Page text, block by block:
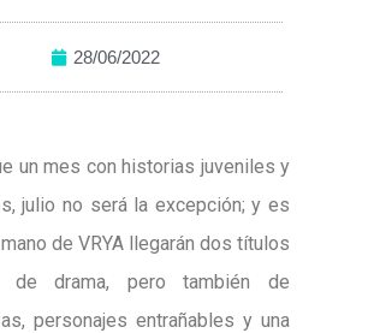
28/06/2022
un mes con historias juveniles y
julio no será la excepción; y es
de VRYA llegarán dos títulos
de drama, pero también de
personajes entrañables y una